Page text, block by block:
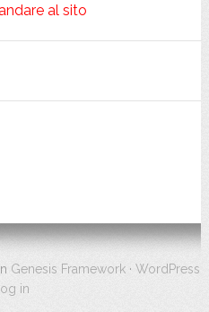
al sito
Genesis Framework ·WordPress
Log in